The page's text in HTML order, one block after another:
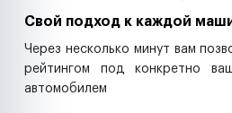
Свой подход к каждой
Через несколько минут вам
рейтингом под конкретно
автомобилем